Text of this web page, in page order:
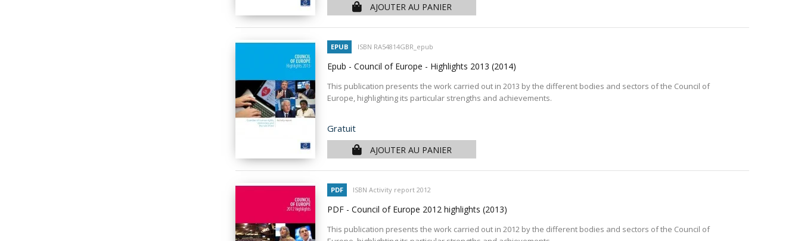
AJOUTER AU PANIER
EPUB ISBN RA54814GBR_epub
Epub - Council of Europe - Highlights 2013 (2014)
This publication presents the work carried out in 2013 by the different bodies and sectors of the Council of
Europe, highlighting its particular strengths and achievements.
Prix
Gratuit
AJOUTER AU PANIER
PDF ISBN Activity report 2012
PDF - Council of Europe 2012 highlights (2013)
This publication presents the work carried out in 2012 by the different bodies and sectors of the Council of